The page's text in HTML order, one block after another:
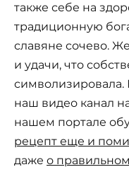
также себе на
традиционную
славяне сочево.
и удачи, что
символизировала.
наш видео канал
нашем портале
рецепт еще и
даже о